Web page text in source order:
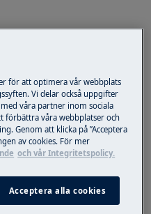
och sätt ner
för att optimera vår webbplats
Vi delar också uppgifter
våra partner inom sociala
förbättra våra webbplatser och
Genom att klicka på ”Acceptera
av cookies. För mer
och vår Integritetspolicy.
Acceptera alla cookies